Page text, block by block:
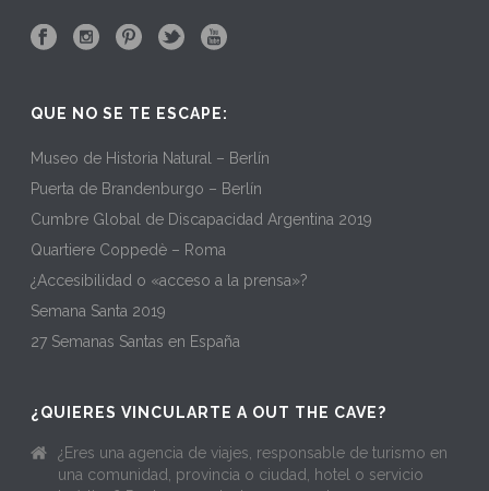
QUE NO SE TE ESCAPE:
Museo de Historia Natural – Berlín
Puerta de Brandenburgo – Berlín
Cumbre Global de Discapacidad Argentina 2019
Quartiere Coppedè – Roma
¿Accesibilidad o «acceso a la prensa»?
Semana Santa 2019
27 Semanas Santas en España
¿QUIERES VINCULARTE A OUT THE CAVE?
¿Eres una agencia de viajes, responsable de turismo en
una comunidad, provincia o ciudad, hotel o servicio